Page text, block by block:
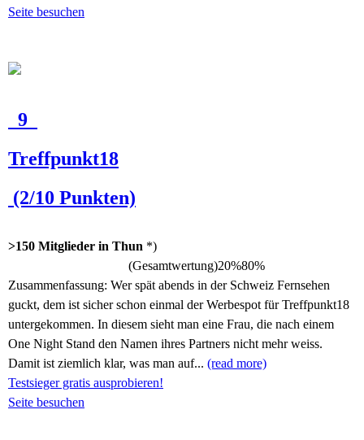
Seite besuchen
9
Treffpunkt18
(2/10 Punkten)
>150 Mitglieder in Thun *)
(Gesamtwertung)20%80%
Zusammenfassung: Wer spät abends in der Schweiz Fernsehen
guckt, dem ist sicher schon einmal der Werbespot für Treffpunkt18
untergekommen. In diesem sieht man eine Frau, die nach einem
One Night Stand den Namen ihres Partners nicht mehr weiss.
Damit ist ziemlich klar, was man auf... (read more)
Testsieger gratis ausprobieren!
Seite besuchen